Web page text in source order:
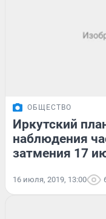
ОБЩЕСТВО
Иркутский
наблюдения
затмения 17
16 июля, 2019, 13:00